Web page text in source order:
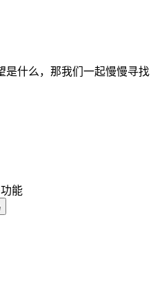
是什么，那我们一起慢慢寻找
能